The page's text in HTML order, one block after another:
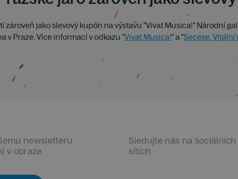
zároveň jako slevový kupón na výstavu "Vivat Musica!" Národní
v Praze. Více informací v odkazu "Vivat Musica!" a "Secese. Vitální
newsletteru
v obraze
Sledujte nás na sociálních
sítích